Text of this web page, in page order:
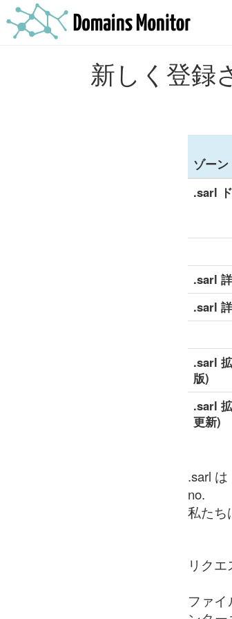
新しく登録
ゾーン
.sarl
.sarl
.sarl
.sarl
版)
.sarl
更新)
.sarl
no.
私たち
リク
ファ